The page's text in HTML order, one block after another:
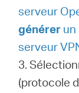
serveur
générer
serveur
3.
(protocole